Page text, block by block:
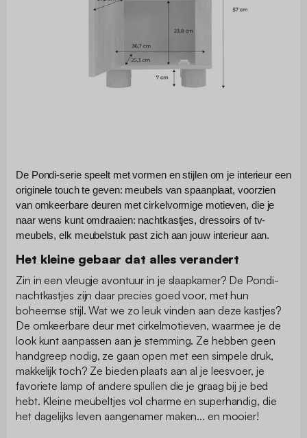
De Pondi-serie speelt met vormen en stijlen om je interieur een
originele touch te geven: meubels van spaanplaat, voorzien
van omkeerbare deuren met cirkelvormige motieven, die je
naar wens kunt omdraaien: nachtkastjes, dressoirs of tv-
meubels, elk meubelstuk past zich aan jouw interieur aan.
Het kleine gebaar dat alles verandert
Zin in een vleugje avontuur in je slaapkamer? De Pondi-
nachtkastjes zijn daar precies goed voor, met hun
boheemse stijl. Wat we zo leuk vinden aan deze kastjes?
De omkeerbare deur met cirkelmotieven, waarmee je de
look kunt aanpassen aan je stemming. Ze hebben geen
handgreep nodig, ze gaan open met een simpele druk,
makkelijk toch? Ze bieden plaats aan al je leesvoer, je
favoriete lamp of andere spullen die je graag bij je bed
hebt. Kleine meubeltjes vol charme en superhandig, die
het dagelijks leven aangenamer maken... en mooier!